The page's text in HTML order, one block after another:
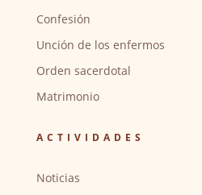
Confesión
Unción de los enfermos
Orden sacerdotal
Matrimonio
ACTIVIDADES
Noticias